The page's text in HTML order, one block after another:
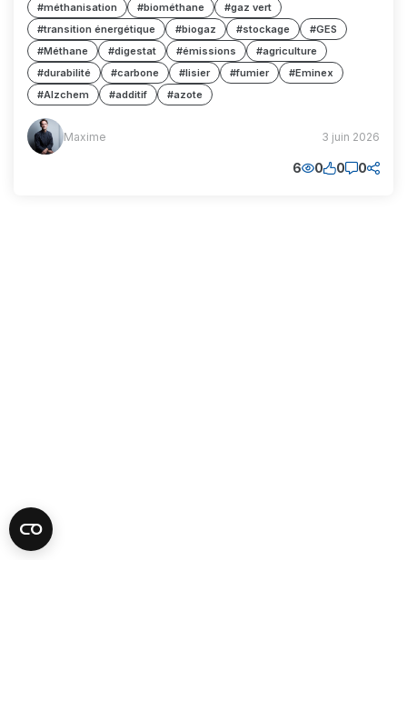
#méthanisation #biométhane
#gaz vert
#transition énergétique
#biogaz #stockage
#GES
#Méthane
#digestat #émissions
#agriculture
#durabilité
#carbone #lisier #fumier
#Eminex
#Alzchem
#additif #azote
Maxime
(MM) Maxime 3 juin 2026
6 0 0 0